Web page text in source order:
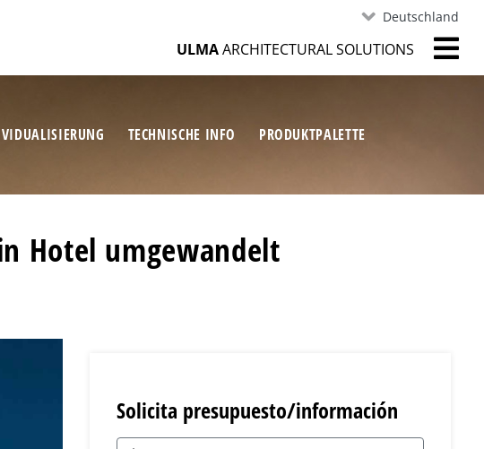
Deutschland
ULMAARCHITECTURAL SOLUTIONS
TECHNISCHE INFO
PRODUKTPALETTE
Hotel umgewandelt
Solicita presupuesto/información